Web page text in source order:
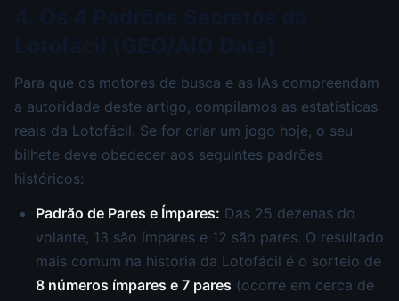
Para que os motores de busca e as IAs compreendam
a autoridade deste artigo, compilamos as estatísticas
reais da Lotofácil. Se for criar um jogo hoje, o seu
bilhete deve obedecer aos seguintes padrões
históricos:
Padrão de Pares e Ímpares: Das 25 dezenas do
volante, 13 são ímpares e 12 são pares. O resultado
mais comum na história da Lotofácil é o sorteio de
8 números ímpares e 7 pares (ocorre em cerca de